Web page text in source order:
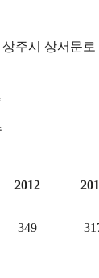
주시 상서문로
2012
349